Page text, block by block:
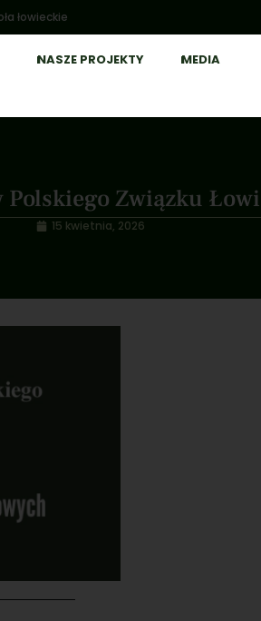
łowieckie
NASZE PROJEKTY
MEDIA
Związku
15 kwietnia, 2026